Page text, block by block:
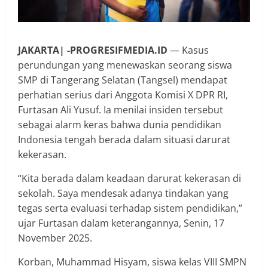
JAKARTA| -PROGRESIFMEDIA.ID — Kasus
perundungan yang menewaskan seorang siswa
SMP di Tangerang Selatan (Tangsel) mendapat
perhatian serius dari Anggota Komisi X DPR RI,
Furtasan Ali Yusuf. Ia menilai insiden tersebut
sebagai alarm keras bahwa dunia pendidikan
Indonesia tengah berada dalam situasi darurat
kekerasan.
“Kita berada dalam keadaan darurat kekerasan di
sekolah. Saya mendesak adanya tindakan yang
tegas serta evaluasi terhadap sistem pendidikan,”
ujar Furtasan dalam keterangannya, Senin, 17
November 2025.
Korban, Muhammad Hisyam, siswa kelas VIII SMPN